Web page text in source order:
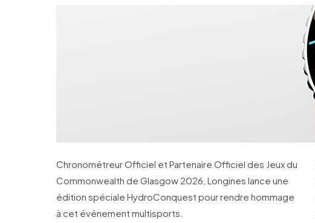
Chronométreur Officiel et Partenaire Officiel des Jeux du
Commonwealth de Glasgow 2026, Longines lance une
édition spéciale HydroConquest pour rendre hommage
à cet événement multisports.